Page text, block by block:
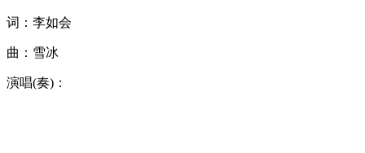
词：李如会
曲：雪冰
演唱(奏)：